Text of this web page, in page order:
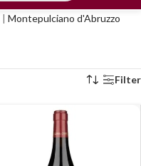
FR
| Montepulciano d'Abruzzo
Filter